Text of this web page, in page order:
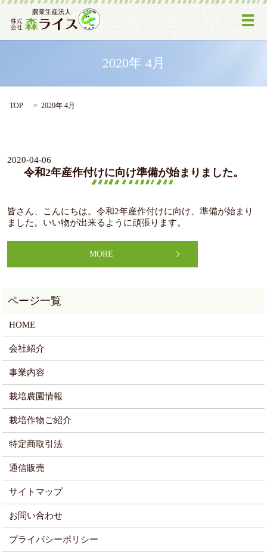
メ
2020年 4月
TOP 2020年 4月
2020-04-06
令和2年産作付けに向け準備が始まりました。
皆さん、こんにちは。令和2年産作付けに向け、準備が始まり
ました。いい物が出来るように頑張ります。
MORE
HOME
会社紹介
事業内容
栽培農園情報
栽培作物ご紹介
特定商取引法
通信販売
サイトマップ
お問い合わせ
プライバシーポリシー